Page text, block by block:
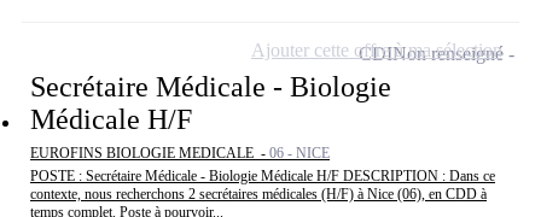
Secrétaire Médicale - Biologie
Médicale H/F
EUROFINS BIOLOGIE MEDICALE - 06 - NICE
POSTE : Secrétaire Médicale - Biologie Médicale H/F DESCRIPTION : Dans ce
contexte, nous recherchons 2 secrétaires médicales (H/F) à Nice (06), en CDD à
temps complet. Poste à pourvoir...
CDINon renseigné
Ajouter cette offre à ma sélection